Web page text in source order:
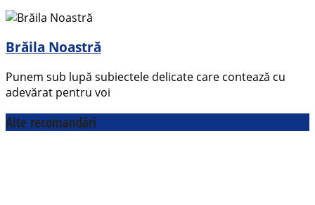
Brăila Noastră
Punem sub lupă subiectele delicate care contează cu
adevărat pentru voi
Alte recomandări